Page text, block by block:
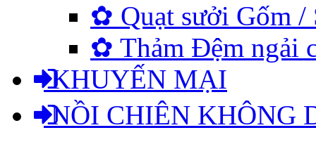
✿ Quạt sưởi Gốm /
✿ Thảm Đệm ngải
KHUYẾN MẠI
NỒI CHIÊN KHÔNG